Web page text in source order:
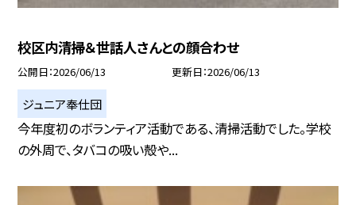
校区内清掃＆世話人さんとの顔合わせ
公開日 2026/06/13 更新日 2026/06/13
ジュニア奉仕団
今年度初のボランティア活動である、清掃活動でした。学校
の外周で、タバコの吸い殻や...